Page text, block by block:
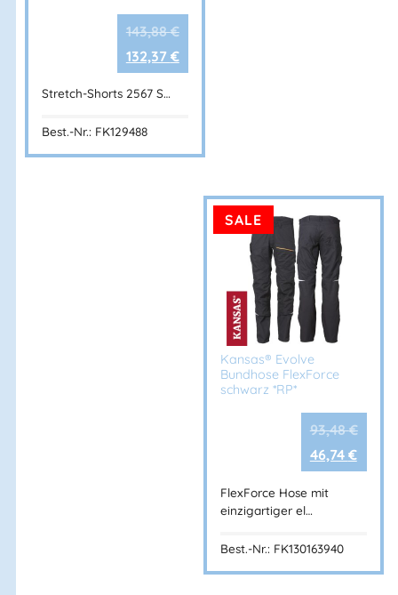
143,88€
132,37 €
Stretch-Shorts 2567 S…
Best.-Nr.: FK129488
SALE
Kansas® Evolve
Bundhose FlexForce
schwarz *RP*
93,48€
46,74 €
FlexForce Hose mit
einzigartiger el…
Best.-Nr.: FK130163940